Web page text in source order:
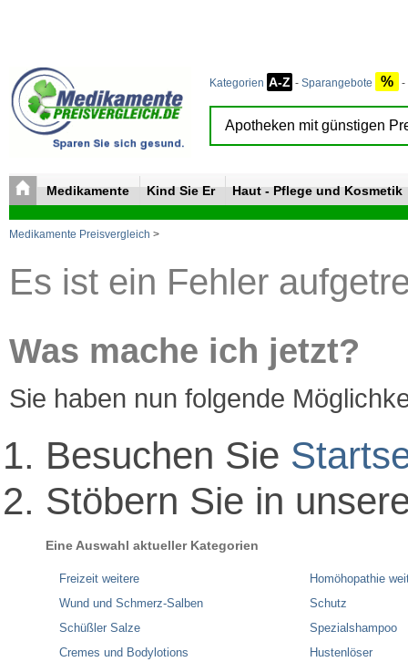
Kategorien A-Z - Sparangebote % -
Medikamente Kind Sie Er Haut - Pflege und Kosmetik
Medikamente Preisvergleich >
Es ist ein Fehler
Was mache ich jetzt?
Sie haben nun folgende
Besuchen Sie
Stöbern Sie in
Eine Auswahl aktueller Kategorien
Freizeit weitere
Wund und Schmerz-Salben
Schüßler Salze
Cremes und Bodylotions
Homöhopathie
Schutz
Spezialshampoo
Hustenlöser